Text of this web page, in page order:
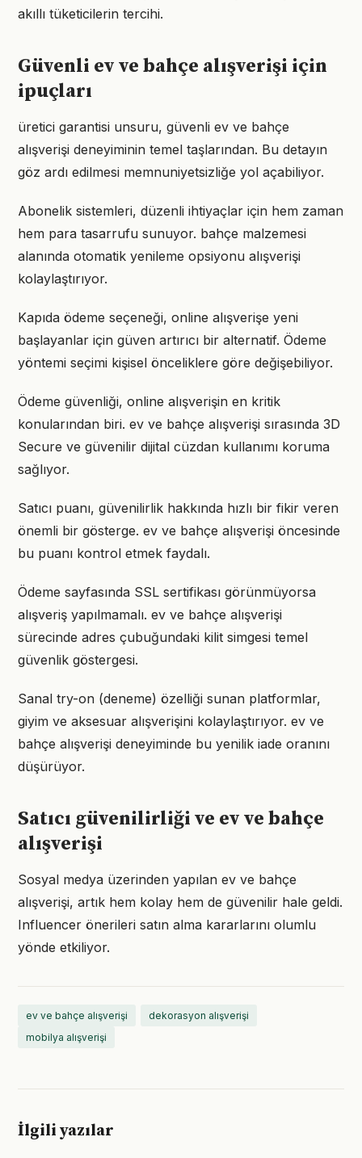
akıllı tüketicilerin tercihi.
Güvenli ev ve bahçe alışverişi için
ipuçları
üretici garantisi unsuru, güvenli ev ve bahçe
alışverişi deneyiminin temel taşlarından. Bu detayın
göz ardı edilmesi memnuniyetsizliğe yol açabiliyor.
Abonelik sistemleri, düzenli ihtiyaçlar için hem zaman
hem para tasarrufu sunuyor. bahçe malzemesi
alanında otomatik yenileme opsiyonu alışverişi
kolaylaştırıyor.
Kapıda ödeme seçeneği, online alışverişe yeni
başlayanlar için güven artırıcı bir alternatif. Ödeme
yöntemi seçimi kişisel önceliklere göre değişebiliyor.
Ödeme güvenliği, online alışverişin en kritik
konularından biri. ev ve bahçe alışverişi sırasında 3D
Secure ve güvenilir dijital cüzdan kullanımı koruma
sağlıyor.
Satıcı puanı, güvenilirlik hakkında hızlı bir fikir veren
önemli bir gösterge. ev ve bahçe alışverişi öncesinde
bu puanı kontrol etmek faydalı.
Ödeme sayfasında SSL sertifikası görünmüyorsa
alışveriş yapılmamalı. ev ve bahçe alışverişi
sürecinde adres çubuğundaki kilit simgesi temel
güvenlik göstergesi.
Sanal try-on (deneme) özelliği sunan platformlar,
giyim ve aksesuar alışverişini kolaylaştırıyor. ev ve
bahçe alışverişi deneyiminde bu yenilik iade oranını
düşürüyor.
Satıcı güvenilirliği ve ev ve bahçe
alışverişi
Sosyal medya üzerinden yapılan ev ve bahçe
alışverişi, artık hem kolay hem de güvenilir hale geldi.
Influencer önerileri satın alma kararlarını olumlu
yönde etkiliyor.
ev ve bahçe alışverişi
dekorasyon alışverişi
mobilya alışverişi
İlgili yazılar